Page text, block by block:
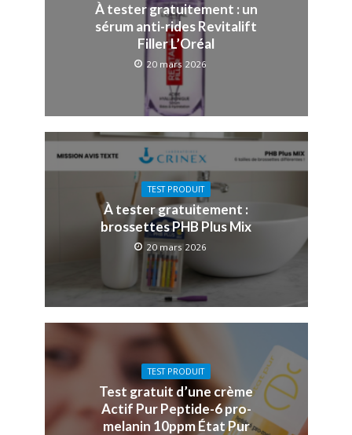
À tester gratuitement : un
sérum anti-rides Revitalift
Filler L’Oréal
20 mars 2026
TEST PRODUIT
À tester gratuitement :
brossettes PHB Plus Mix
20 mars 2026
TEST PRODUIT
Test gratuit d’une crème
Actif Pur Peptide-6 pro-
melanin 10ppm État Pur